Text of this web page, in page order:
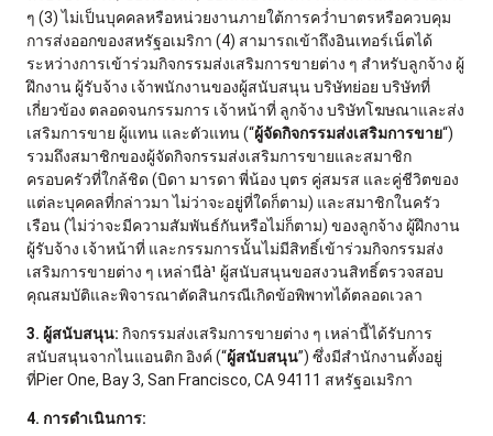
ๆ (3) ไม่เป็นบุคคลหรือหน่วยงานภายใต้การคว่ำบาตรหรือควบคุม
การส่งออกของสหรัฐอเมริกา (4) สามารถเข้าถึงอินเทอร์เน็ตได้
ระหว่างการเข้าร่วมกิจกรรมส่งเสริมการขายต่าง ๆ สำหรับลูกจ้าง ผู้
ฝึกงาน ผู้รับจ้าง เจ้าพนักงานของผู้สนับสนุน บริษัทย่อย บริษัทที่
เกี่ยวข้อง ตลอดจนกรรมการ เจ้าหน้าที่ ลูกจ้าง บริษัทโฆษณาและส่ง
เสริมการขาย ผู้แทน และตัวแทน (“ผู้จัดกิจกรรมส่งเสริมการขาย“)
รวมถึงสมาชิกของผู้จัดกิจกรรมส่งเสริมการขายและสมาชิก
ครอบครัวที่ใกล้ชิด (บิดา มารดา พี่น้อง บุตร คู่สมรส และคู่ชีวิตของ
แต่ละบุคคลที่กล่าวมา ไม่ว่าจะอยู่ที่ใดก็ตาม) และสมาชิกในครัว
เรือน (ไม่ว่าจะมีความสัมพันธ์กันหรือไม่ก็ตาม) ของลูกจ้าง ผู้ฝึกงาน
ผู้รับจ้าง เจ้าหน้าที่ และกรรมการนั้นไม่มีสิทธิ์เข้าร่วมกิจกรรมส่ง
เสริมการขายต่าง ๆ เหล่านีà¹ ผู้สนับสนุนขอสงวนสิทธิ์ตรวจสอบ
คุณสมบัติและพิจารณาตัดสินกรณีเกิดข้อพิพาทได้ตลอดเวลา
3. ผู้สนับสนุน: กิจกรรมส่งเสริมการขายต่าง ๆ เหล่านี้ได้รับการ
สนับสนุนจากไนแอนติก อิงค์ (“ผู้สนับสนุน”) ซึ่งมีสำนักงานตั้งอยู่
ที่Pier One, Bay 3, San Francisco, CA 94111 สหรัฐอเมริกา
4. การดำเนินการ: